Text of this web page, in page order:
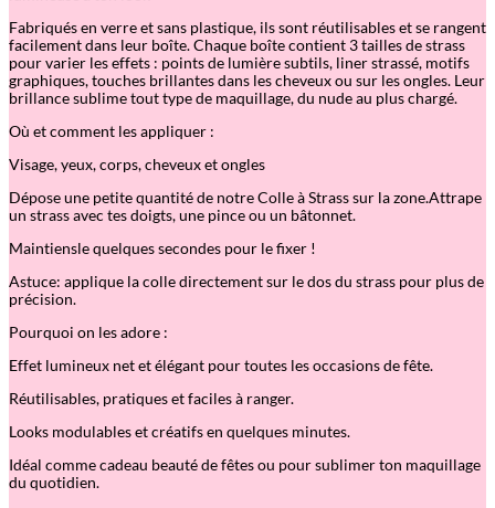
N
a
c
r
é
Fabriqués en verre et sans plastique, ils sont réutilisables et se rangent
facilement dans leur boîte. Chaque boîte contient 3 tailles de strass
pour varier les effets : points de lumière subtils, liner strassé, motifs
graphiques, touches brillantes dans les cheveux ou sur les ongles. Leur
brillance sublime tout type de maquillage, du nude au plus chargé.
Où et comment les appliquer :
Visage, yeux, corps, cheveux et ongles
Dépose une petite quantité de notre Colle à Strass sur la zone.Attrape
un strass avec tes doigts, une pince ou un bâtonnet.
Maintiensle quelques secondes pour le fixer !
Astuce: applique la colle directement sur le dos du strass pour plus de
précision.
Pourquoi on les adore :
Effet lumineux net et élégant pour toutes les occasions de fête.
Réutilisables, pratiques et faciles à ranger.
Looks modulables et créatifs en quelques minutes.
Idéal comme cadeau beauté de fêtes ou pour sublimer ton maquillage
du quotidien.